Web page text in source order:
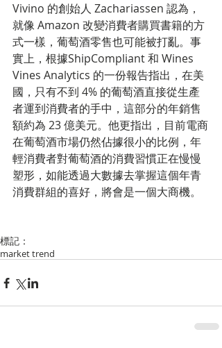
Vivino 的創始人 Zachariassen 認為，
就像 Amazon 改變消費者購買書籍的方
式一樣，葡萄酒零售也可能被打亂。事
實上，根據ShipCompliant 和 Wines
Vines Analytics 的一份報告指出，在美
國，只有不到 4% 的葡萄酒直接從生產
者運到消費者的手中，這部分的年銷售
額約為 23 億美元。他更指出，目前電商
在葡萄酒市場仍然佔據很小的比例，年
輕消費者對葡萄酒的消費習慣正在慢慢
塑形，如能透過大數據去掌握這個年青
消費群組的喜好，將會是一個大商機。
標記：
market trend